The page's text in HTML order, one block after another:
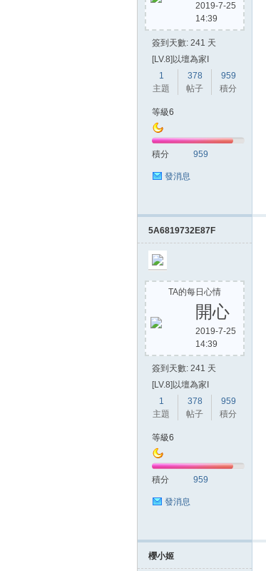
2019-7-25
14:39
簽到天數: 241 天
[LV.8]以壇為家I
1
主題
378
帖子
959
積分
等級6
積分 959
發消息
5A6819732E87F
TA的每日心情
開心
2019-7-25
14:39
簽到天數: 241 天
[LV.8]以壇為家I
1
主題
378
帖子
959
積分
等級6
積分 959
發消息
櫻小姬